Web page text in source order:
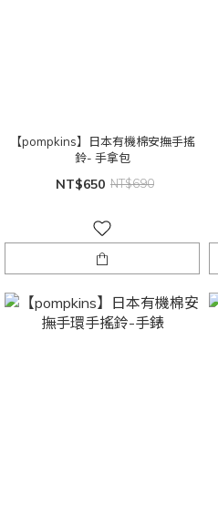
【pompkins】日本有機棉安撫手搖
鈴- 手拿包
NT$650 NT$690